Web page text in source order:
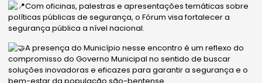
Com oficinas, palestras e apresentações temáticas sobre
políticas públicas de segurança, o Fórum visa fortalecer a
segurança pública a nível nacional.
A presença do Município nesse encontro é um reflexo do
compromisso do Governo Municipal no sentido de buscar
soluções inovadoras e eficazes para garantir a segurança e o